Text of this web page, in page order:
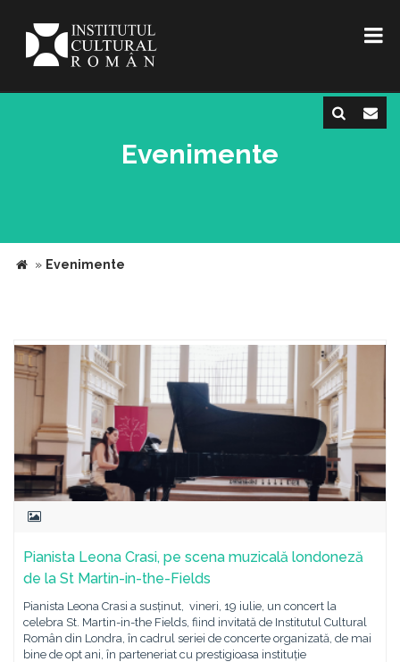
Evenimente
» Evenimente
Pianista Leona Crasi, pe scena muzicală londoneză
de la St Martin-in-the-Fields
Pianista Leona Crasi a susținut, vineri, 19 iulie, un concert la
celebra St. Martin-in-the Fields, fiind invitată de Institutul Cultural
Român din Londra, în cadrul seriei de concerte organizată, de mai
bine de opt ani, în parteneriat cu prestigioasa instituție